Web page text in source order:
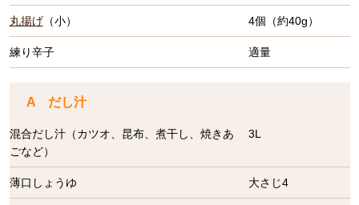
丸揚げ（小） 4個（約40g）
練り辛子 適量
A だし汁
混合だし汁（カツオ、昆布、煮干し、焼きあ
ごなど）
3L
薄口しょうゆ 大さじ4